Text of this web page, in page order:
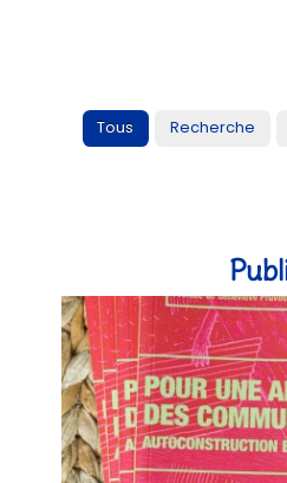
Tous Recherche